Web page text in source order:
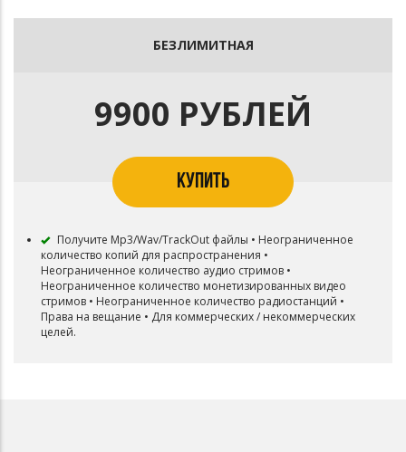
БЕЗЛИМИТНАЯ
9900 РУБЛЕЙ
КУПИТЬ
Получите Mp3/Wav/TrackOut файлы • Неограниченное
количество копий для распространения •
Неограниченное количество аудио стримов •
Неограниченное количество монетизированных видео
стримов • Неограниченное количество радиостанций •
Права на вещание • Для коммерческих / некоммерческих
целей.